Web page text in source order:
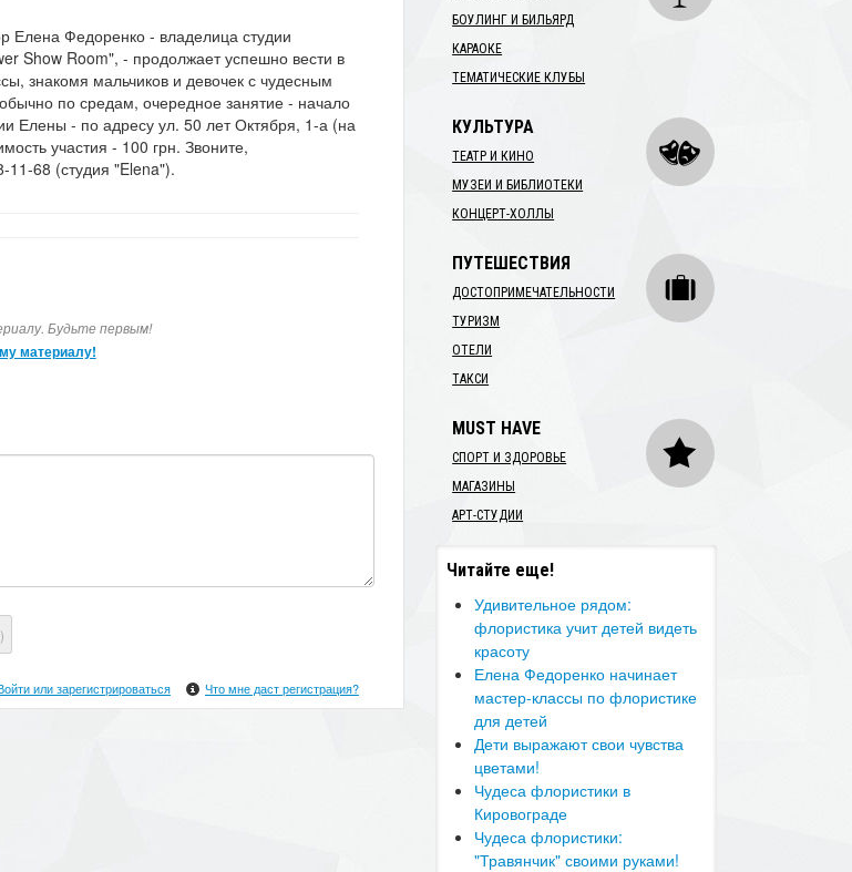
Елена Федоренко - владелица студии
Show Room", - продолжает успешно вести в
знакомя мальчиков и девочек с чудесным
по средам, очередное занятие - начало
Елены - по адресу ул. 50 лет Октября, 1-а (на
участия - 100 грн. Звоните,
68 (студия "Elena").
Будьте первым!
материалу!
или зарегистрироваться Что мне даст регистрация?
БОУЛИНГ И БИЛЬЯРД
КАРАОКЕ
ТЕМАТИЧЕСКИЕ КЛУБЫ
КУЛЬТУРА
ТЕАТР И КИНО
МУЗЕИ И БИБЛИОТЕКИ
КОНЦЕРТ-ХОЛЛЫ
ПУТЕШЕСТВИЯ
ДОСТОПРИМЕЧАТЕЛЬНОСТИ
ТУРИЗМ
ОТЕЛИ
ТАКСИ
MUST HAVE
СПОРТ И ЗДОРОВЬЕ
МАГАЗИНЫ
АРТ-СТУДИИ
Читайте еще!
Удивительное рядом:
флористика учит детей видеть
красоту
​Елена Федоренко начинает
мастер-классы по флористике
для детей
Дети выражают свои чувства
цветами!
Чудеса флористики в
Кировограде
Чудеса флористики:
"Травянчик" своими руками!